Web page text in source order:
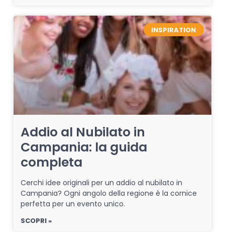
INSPIRATION
Addio al Nubilato in
Campania: la guida
completa
Cerchi idee originali per un addio al nubilato in
Campania? Ogni angolo della regione è la cornice
perfetta per un evento unico.
SCOPRI »